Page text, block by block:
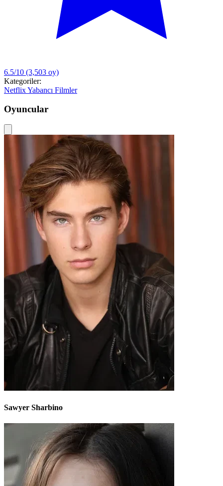
6.5/10 (3,503 oy)
Kategoriler:
NetflixYabancı Filmler
Oyuncular
Sawyer Sharbino